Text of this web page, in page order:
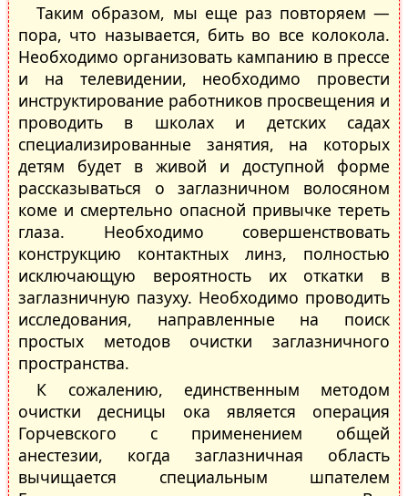
Таким образом, мы еще раз повторяем —
пора, что называется, бить во все колокола.
Необходимо организовать кампанию в прессе
и на телевидении, необходимо провести
инструктирование работников просвещения и
проводить в школах и детских садах
специализированные занятия, на которых
детям будет в живой и доступной форме
рассказываться о заглазничном волосяном
коме и смертельно опасной привычке тереть
глаза. Необходимо совершенствовать
конструкцию контактных линз, полностью
исключающую вероятность их откатки в
заглазничную пазуху. Необходимо проводить
исследования, направленные на поиск
простых методов очистки заглазничного
пространства.
К сожалению, единственным методом
очистки десницы ока является операция
Горчевского с применением общей
анестезии, когда заглазничная область
вычищается специальным шпателем